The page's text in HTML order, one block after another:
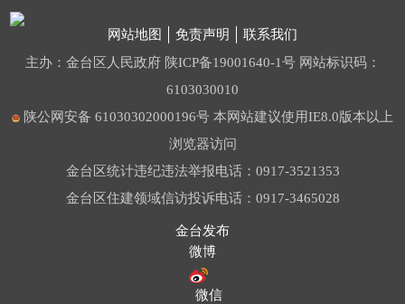
网站地图 免责声明
联系我们
主办：金台区人民政府 陕ICP备19001640-1号 网站标识码：
6103030010
陕公网安备 61030302000196号 本网站建议使用IE8.0版本以上
浏览器访问
金台区统计违纪违法举报电话：0917-3521353
金台区住建领域信访投诉电话：0917-3465028
金台发布
微博
微信